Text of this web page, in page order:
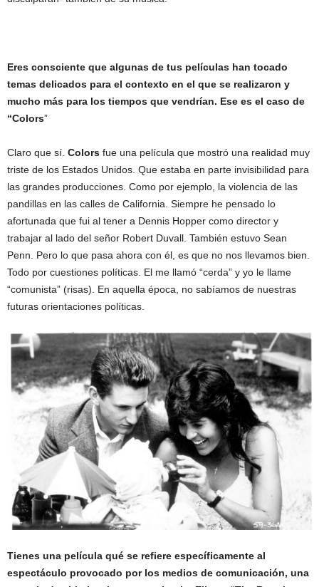
Eres consciente que algunas de tus películas han tocado
temas delicados para el contexto en el que se realizaron y
mucho más para los tiempos que vendrían. Ese es el caso de
“Colors”
Claro que sí. Colors fue una película que mostró una realidad muy
triste de los Estados Unidos. Que estaba en parte invisibilidad para
las grandes producciones. Como por ejemplo, la violencia de las
pandillas en las calles de California. Siempre he pensado lo
afortunada que fui al tener a Dennis Hopper como director y
trabajar al lado del señor Robert Duvall. También estuvo Sean
Penn. Pero lo que pasa ahora con él, es que no nos llevamos bien.
Todo por cuestiones políticas. El me llamó “cerda” y yo le llame
“comunista” (risas). En aquella época, no sabíamos de nuestras
futuras orientaciones políticas.
Tienes una película qué se refiere específicamente al
espectáculo provocado por los medios de comunicación, una